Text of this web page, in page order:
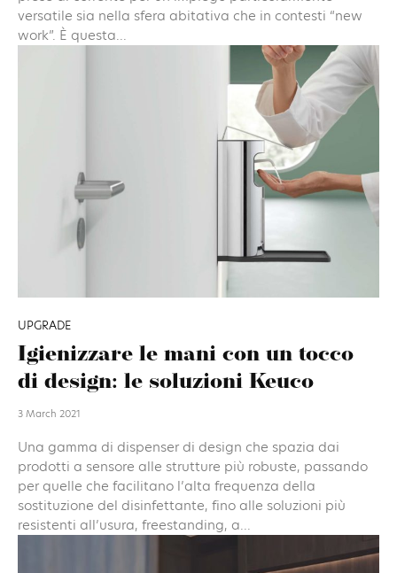
versatile sia nella sfera abitativa che in contesti “new
work”. È questa...
UPGRADE
Igienizzare le mani con un tocco
di design: le soluzioni Keuco
3 March 2021
Una gamma di dispenser di design che spazia dai
prodotti a sensore alle strutture più robuste, passando
per quelle che facilitano l’alta frequenza della
sostituzione del disinfettante, fino alle soluzioni più
resistenti all’usura, freestanding, a...